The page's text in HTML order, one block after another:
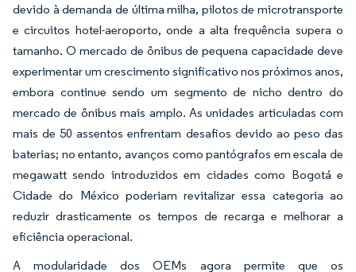
devido à demanda de última milha, pilotos de microtransporte
e circuitos hotel-aeroporto, onde a alta frequência supera o
tamanho. O mercado de ônibus de pequena capacidade deve
experimentar um crescimento significativo nos próximos anos,
embora continue sendo um segmento de nicho dentro do
mercado de ônibus mais amplo. As unidades articuladas com
mais de 50 assentos enfrentam desafios devido ao peso das
baterias; no entanto, avanços como pantógrafos em escala de
megawatt sendo introduzidos em cidades como Bogotá e
Cidade do México poderiam revitalizar essa categoria ao
reduzir drasticamente os tempos de recarga e melhorar a
eficiência operacional.
A modularidade dos OEMs agora permite que os